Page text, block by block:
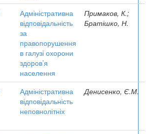
Адміністративна
відповідальність
за
правопорушення
в галузі охорони
здоров’я
населення
Примаков, К.;
Братішко, Н.
Адміністративна
відповідальність
неповнолітніх
Денисенко, Є.М.